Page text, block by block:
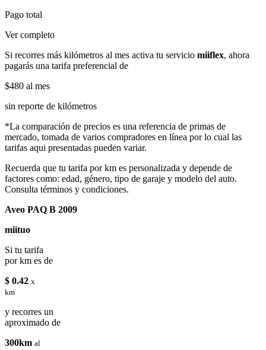
Pago total
Ver completo
Si recorres más kilómetros al mes activa tu servicio miiflex, ahora
pagarás una tarifa preferencial de
$480 al mes
sin reporte de kilómetros
*La comparación de precios es una referencia de primas de
mercado, tomada de varios compradores en línea por lo cual las
tarifas aqui presentadas pueden variar.
Recuerda que tu tarifa por km es personalizada y depende de
factores como: edad, género, tipo de garaje y modelo del auto.
Consulta términos y condiciones.
Aveo PAQ B 2009
miituo
Si tu tarifa
por km es de
$ 0.42 x
km
y recorres un
aproximado de
300km al